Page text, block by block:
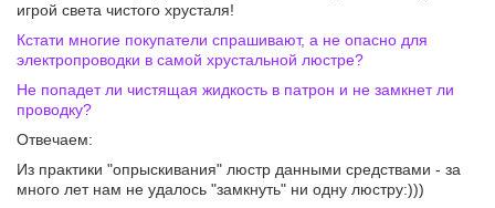
игрой света чистого хрусталя!
Кстати многие покупатели спрашивают, а не опасно для
электропроводки в самой хрустальной люстре?
Не попадет ли чистящая жидкость в патрон и не замкнет ли
проводку?
Отвечаем:
Из практики "опрыскивания" люстр данными средствами - за
много лет нам не удалось "замкнуть" ни одну люстру:)))